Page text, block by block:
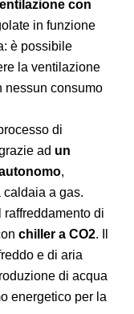
con
in funzione
è possibile
la ventilazione
nessun consumo
di
ad un
,
caldaia a gas.
raffreddamento di
chiller a CO2. Il
e di aria
di acqua
energetico per la